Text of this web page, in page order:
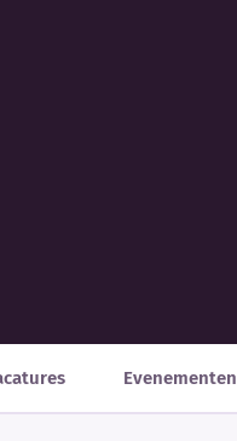
Evenementen